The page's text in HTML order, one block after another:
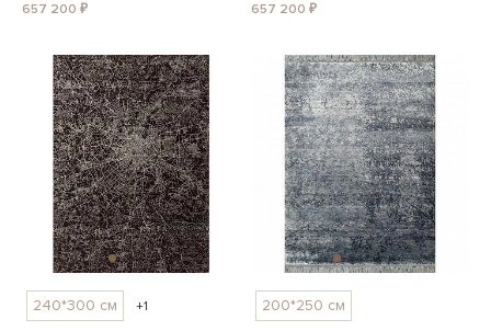
657 200 ₽
657 200 ₽
240*300 см +1 200*250 см